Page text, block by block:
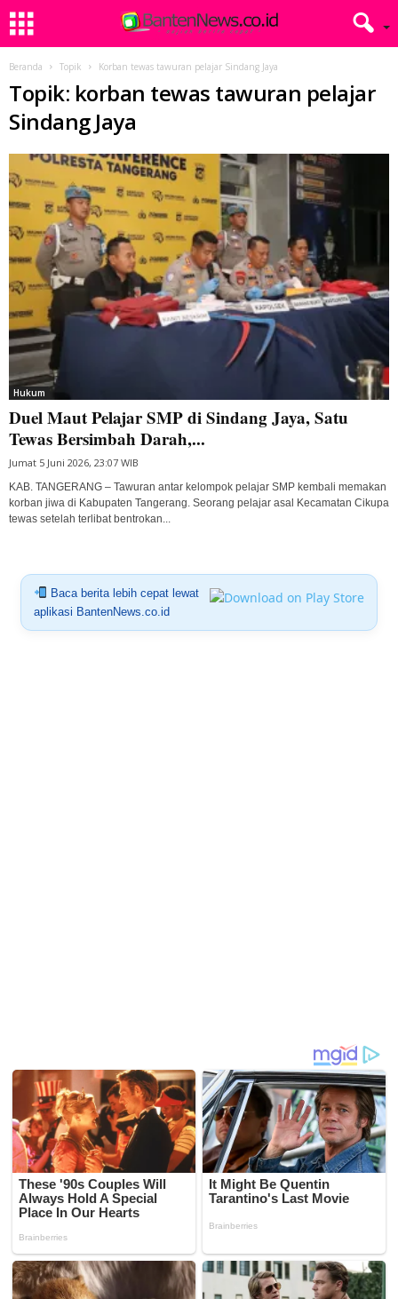
Beranda Topik Korban tewas tawuran pelajar Sindang Jaya
Topik: korban tewas tawuran pelajar
Sindang Jaya
Hukum
Duel Maut Pelajar SMP di Sindang Jaya, Satu
Tewas Bersimbah Darah,...
Jumat 5 Juni 2026, 23:07 WIB
KAB. TANGERANG – Tawuran antar kelompok pelajar SMP kembali memakan
korban jiwa di Kabupaten Tangerang. Seorang pelajar asal Kecamatan Cikupa
tewas setelah terlibat bentrokan...
Baca berita lebih cepat lewat
aplikasi BantenNews.co.id